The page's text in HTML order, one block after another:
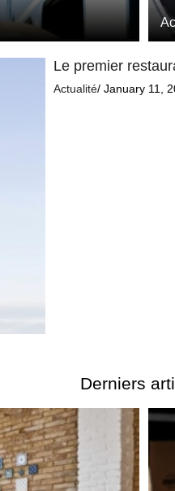
Le premier
Actualité/ January 11,
Derniers